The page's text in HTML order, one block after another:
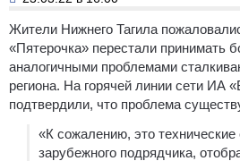
Жители Нижнего Тагила
«Пятерочка» перестали принимать
аналогичными проблемами
региона. На горячей линии сети ИА
подтвердили, что проблема
«К сожалению, это
зарубежного подрядчика,